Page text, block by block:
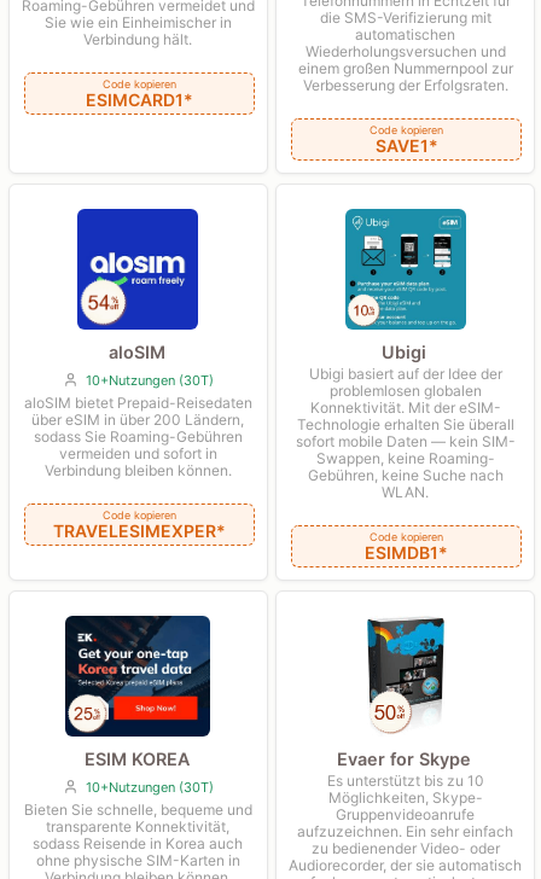
Roaming-Gebühren vermeidet und
Sie wie ein Einheimischer in
Verbindung hält.
Code kopieren
ESIMCARD1*
die SMS-Verifizierung mit
automatischen
Wiederholungsversuchen und
einem großen Nummernpool zur
Verbesserung der Erfolgsraten.
Code kopieren
SAVE1*
aloSIM
10+Nutzungen (30T)
aloSIM bietet Prepaid-Reisedaten
über eSIM in über 200 Ländern,
sodass Sie Roaming-Gebühren
vermeiden und sofort in
Verbindung bleiben können.
Code kopieren
TRAVELESIMEXPER*
Ubigi
Ubigi basiert auf der Idee der
problemlosen globalen
Konnektivität. Mit der eSIM-
Technologie erhalten Sie überall
sofort mobile Daten — kein SIM-
Swappen, keine Roaming-
Gebühren, keine Suche nach
WLAN.
Code kopieren
ESIMDB1*
ESIM KOREA
10+Nutzungen (30T)
Bieten Sie schnelle, bequeme und
transparente Konnektivität,
sodass Reisende in Korea auch
ohne physische SIM-Karten in
Evaer for Skype
Es unterstützt bis zu 10
Möglichkeiten, Skype-
Gruppenvideoanrufe
aufzuzeichnen. Ein sehr einfach
zu bedienender Video- oder
Audiorecorder, der sie automatisch